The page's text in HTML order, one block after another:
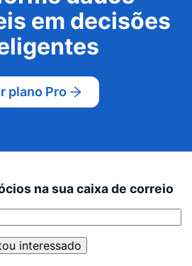
em decisões
plano Pro
na sua caixa de correio
interessado